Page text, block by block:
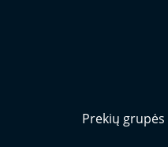
Prekių grupės